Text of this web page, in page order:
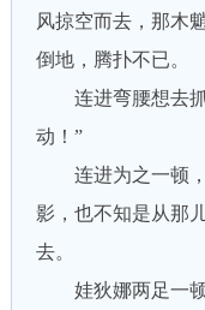
风掠空而去，那木
倒地，腾扑不已。
连进弯腰想去抓
动！”
连进为之一顿，
影，也不知是从那
去。
娃狄娜两足一顿